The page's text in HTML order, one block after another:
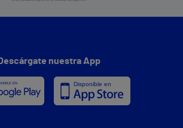
Descárgate nuestra App